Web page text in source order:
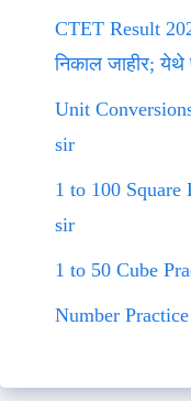
CTET Result
निकाल जाहीर; येथे
Unit
sir
1 to 100 Square
sir
1 to 50 Cube
Number